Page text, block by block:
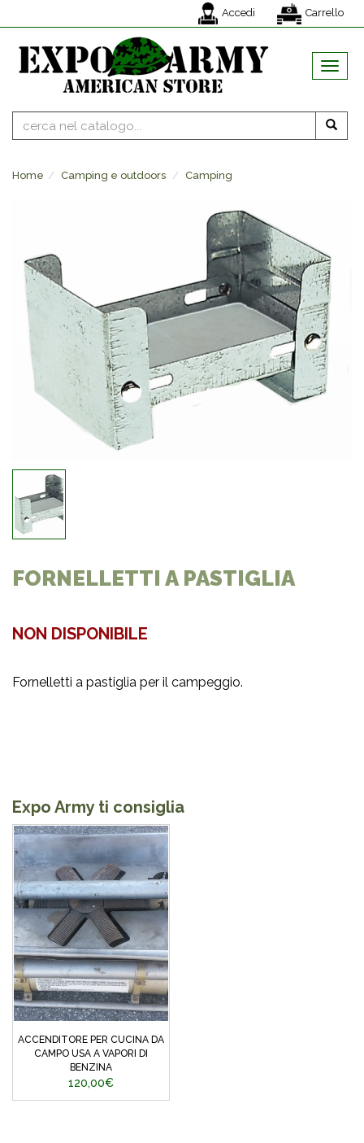
Accedi Carrello
MENU
Home Camping e outdoors Camping
FORNELLETTI A PASTIGLIA
NON DISPONIBILE
Fornelletti a pastiglia per il campeggio.
Expo Army ti consiglia
ACCENDITORE PER CUCINA DA
CAMPO USA A VAPORI DI
BENZINA
120,00€